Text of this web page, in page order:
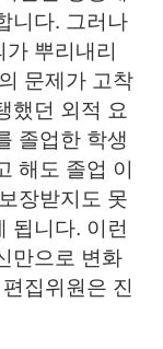
니다. 그러나
뿌리내리
문제가 고착
했던 외적 요
졸업한 학생
해도 졸업 이
장받지도 못
됩니다. 이런
만으로 변화
집위원은 진